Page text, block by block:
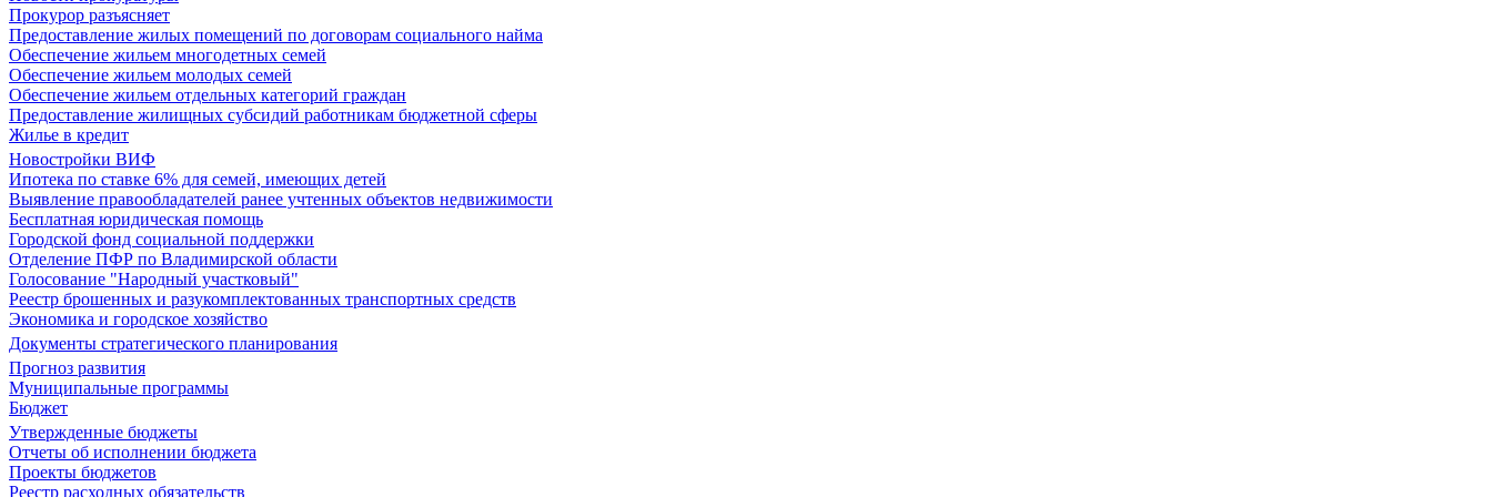
Прокурор разъясняет
Предоставление жилых помещений по договорам социального найма
Обеспечение жильем многодетных семей
Обеспечение жильем молодых семей
Обеспечение жильем отдельных категорий граждан
Предоставление жилищных субсидий работникам бюджетной сферы
Жилье в кредит
Новостройки ВИФ
Ипотека по ставке 6% для семей, имеющих детей
Выявление правообладателей ранее учтенных объектов недвижимости
Бесплатная юридическая помощь
Городской фонд социальной поддержки
Отделение ПФР по Владимирской области
Голосование "Народный участковый"
Реестр брошенных и разукомплектованных транспортных средств
Экономика и городское хозяйство
Документы стратегического планирования
Прогноз развития
Муниципальные программы
Бюджет
Утвержденные бюджеты
Отчеты об исполнении бюджета
Проекты бюджетов
Реестр расходных обязательств